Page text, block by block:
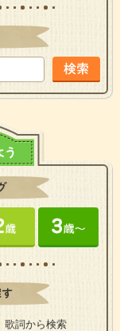
検索
す
歌詞から検索